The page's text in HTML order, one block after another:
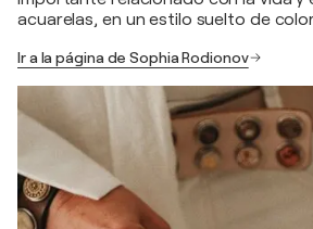
acuarelas, en un estilo suelto de
Ir a la página de Sophia Rodionov